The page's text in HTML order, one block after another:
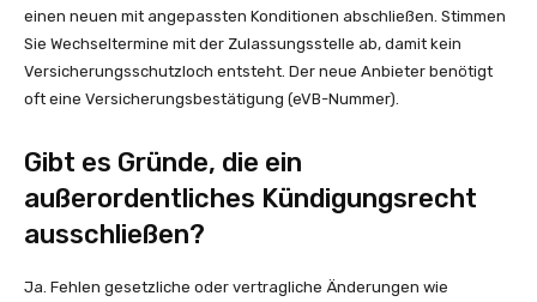
einen neuen mit angepassten Konditionen abschließen. Stimmen
Sie Wechseltermine mit der Zulassungsstelle ab, damit kein
Versicherungsschutzloch entsteht. Der neue Anbieter benötigt
oft eine Versicherungsbestätigung (eVB-Nummer).
Gibt es Gründe, die ein
außerordentliches Kündigungsrecht
ausschließen?
Ja. Fehlen gesetzliche oder vertragliche Änderungen wie